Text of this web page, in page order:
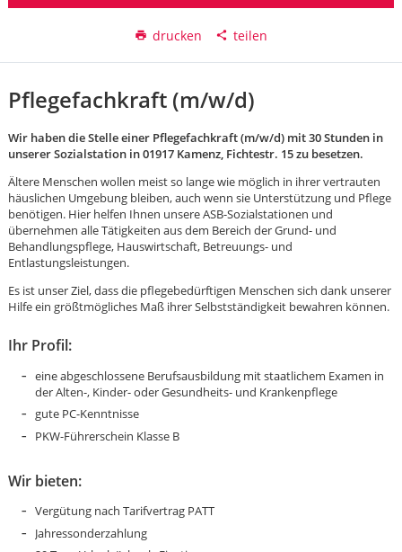
drucken teilen
Pflegefachkraft (m/w/d)
Wir haben die Stelle einer Pflegefachkraft (m/w/d) mit 30 Stunden in
unserer Sozialstation in 01917 Kamenz, Fichtestr. 15 zu besetzen.
Ältere Menschen wollen meist so lange wie möglich in ihrer vertrauten
häuslichen Umgebung bleiben, auch wenn sie Unterstützung und Pflege
benötigen. Hier helfen Ihnen unsere ASB-Sozialstationen und
übernehmen alle Tätigkeiten aus dem Bereich der Grund- und
Behandlungspflege, Hauswirtschaft, Betreuungs- und
Entlastungsleistungen.
Es ist unser Ziel, dass die pflegebedürftigen Menschen sich dank unserer
Hilfe ein größtmögliches Maß ihrer Selbstständigkeit bewahren können.
Ihr Profil:
eine abgeschlossene Berufsausbildung mit staatlichem Examen in
der Alten-, Kinder- oder Gesundheits- und Krankenpflege
gute PC-Kenntnisse
PKW-Führerschein Klasse B
Wir bieten:
Vergütung nach Tarifvertrag PATT
Jahressonderzahlung